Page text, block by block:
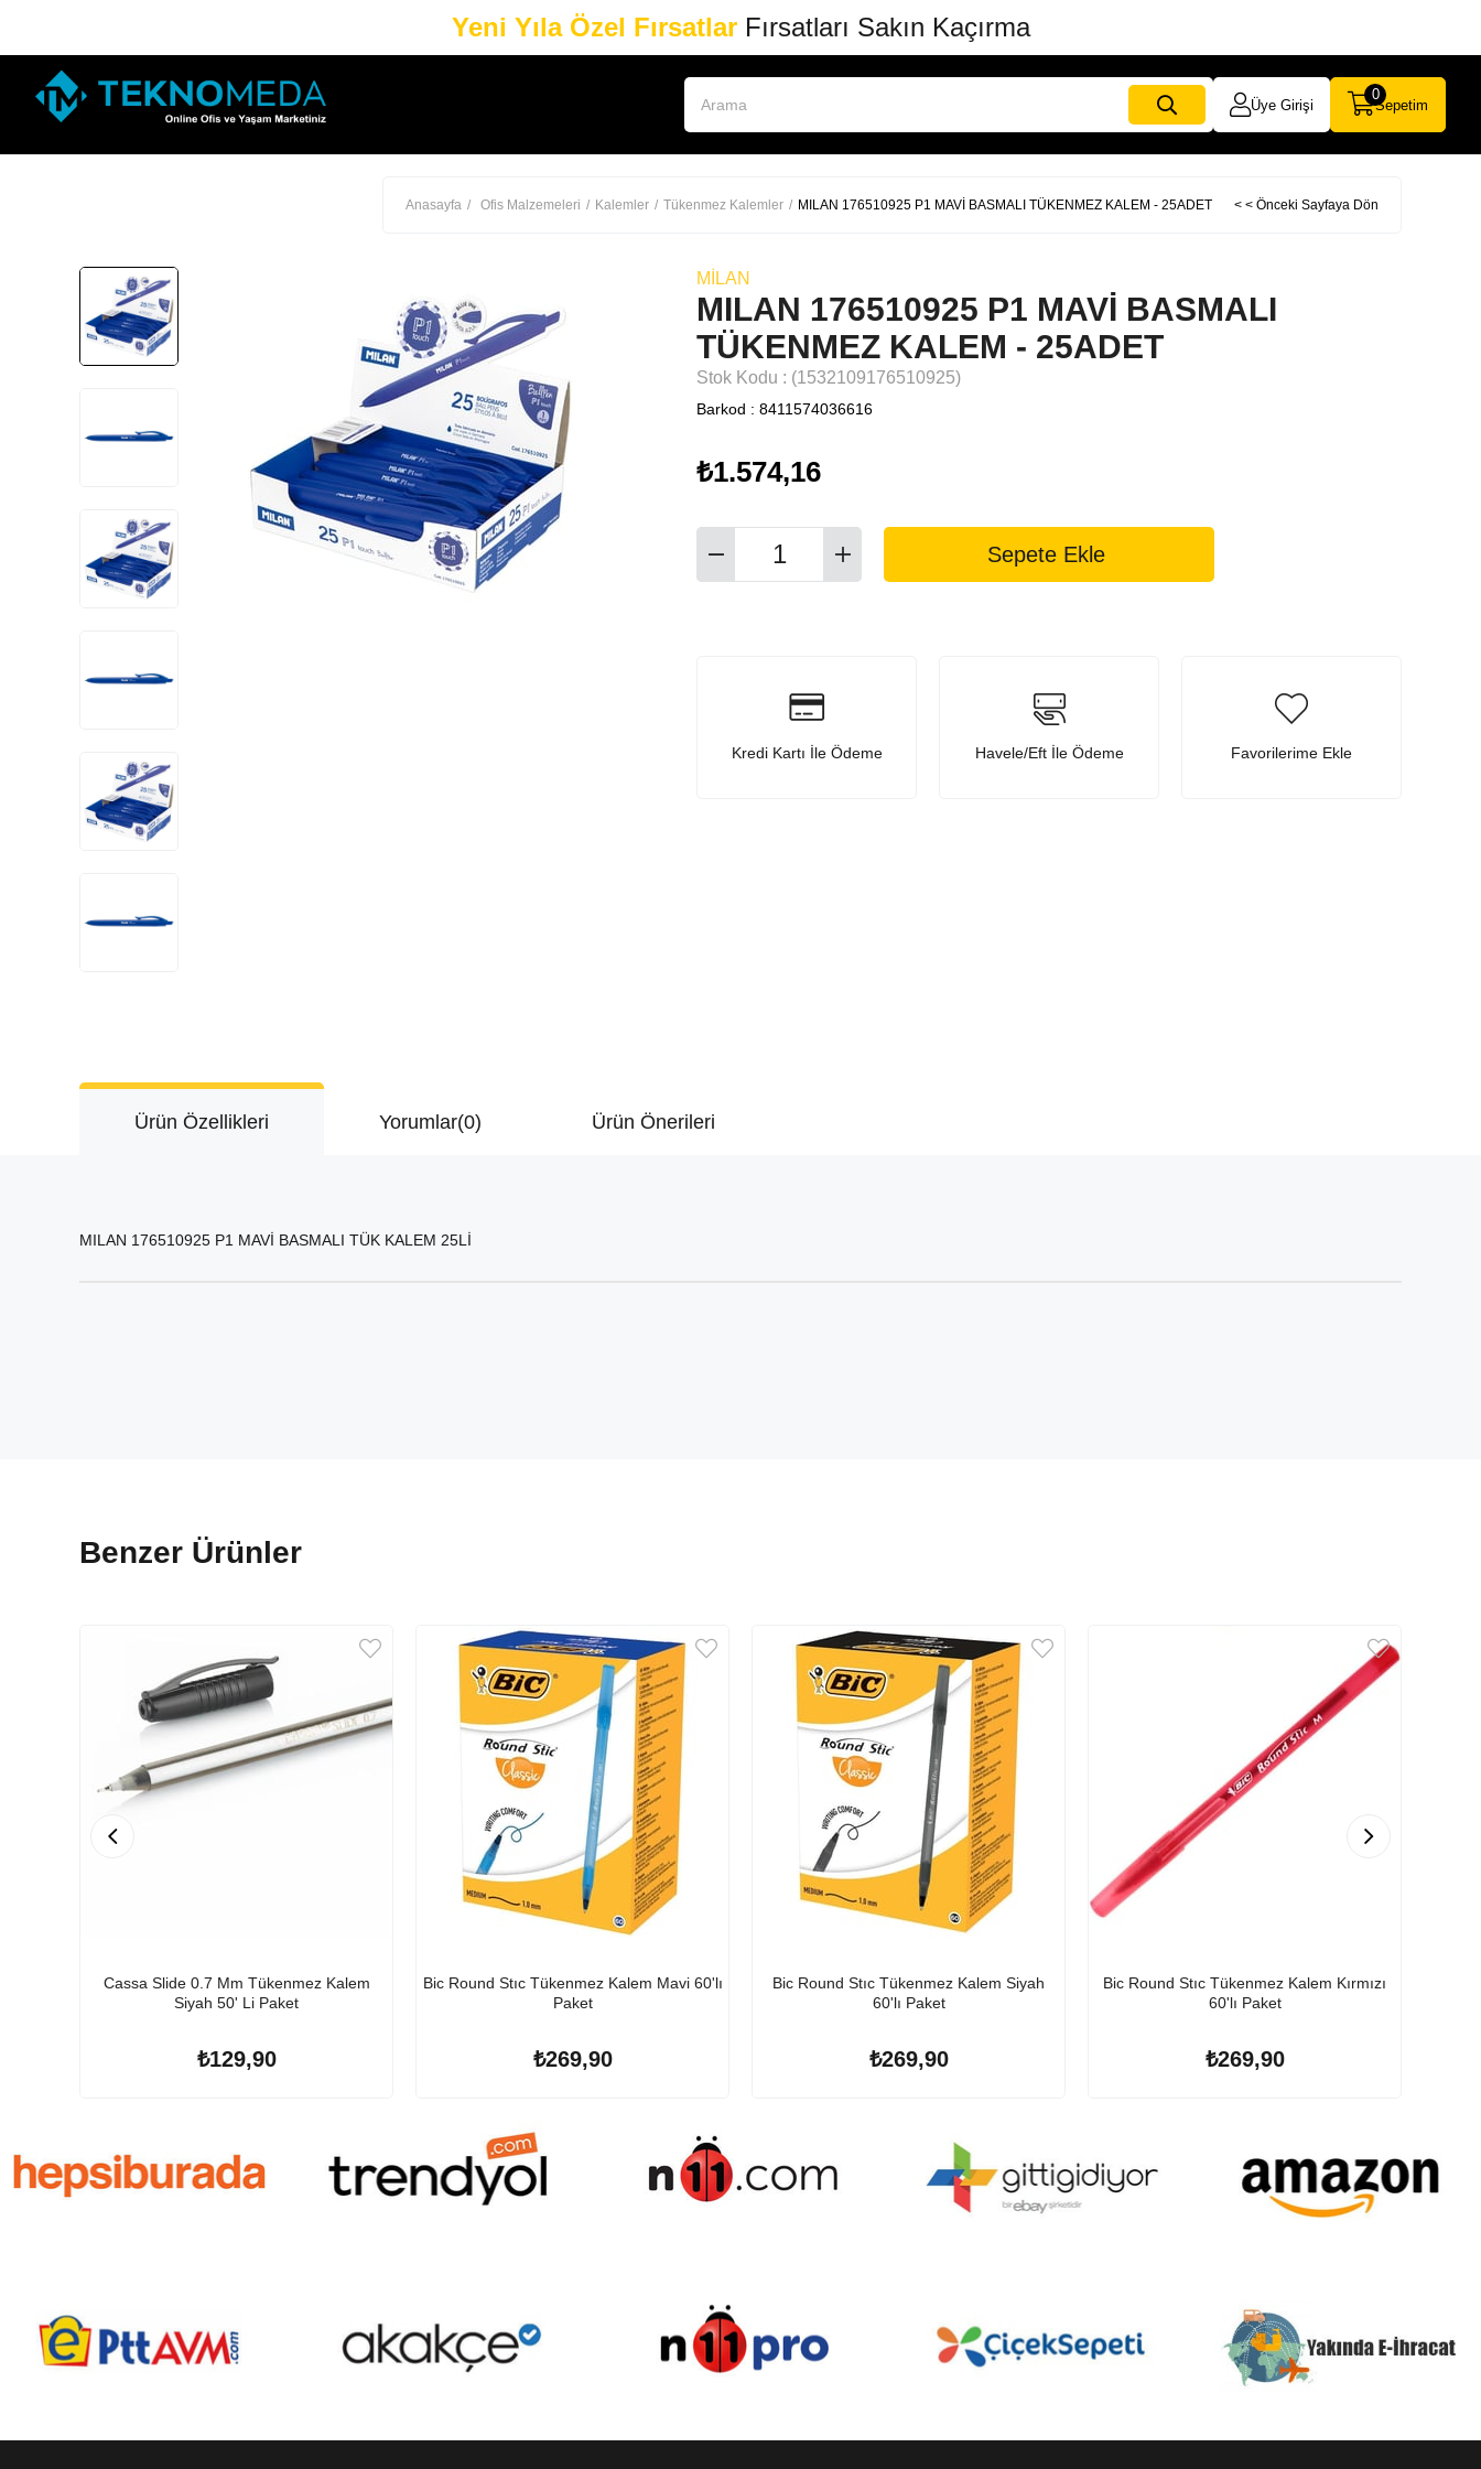
Yeni Yıla Özel FırsatlarFırsatları Sakın Kaçırma
Üye Girişi Sepetim
0
Anasayfa Ofis Malzemeleri Kalemler Tükenmez Kalemler MILAN 176510925 P1 MAVİ BASMALI TÜKENMEZ KALEM - 25ADET < < Önceki Sayfaya Dön
MILAN
MILAN 176510925 P1 MAVİ BASMALI
TÜKENMEZ KALEM - 25ADET
Stok Kodu (1532109176510925)
Barkod : 8411574036616
₺1.574,16
Kredi Kartı İle Ödeme Havele/Eft İle Ödeme Favorilerime Ekle
Ürün Özellikleri Yorumlar(0) Ürün Önerileri
MILAN 176510925 P1 MAVİ BASMALI TÜK KALEM 25Lİ
Benzer Ürünler
Cassa Slide 0.7 Mm Tükenmez Kalem
Siyah 50' Li Paket
₺129,90
Bic Round Stıc Tükenmez Kalem Mavi 60'lı
Paket
₺269,90
Bic Round Stıc Tükenmez Kalem Siyah
60'lı Paket
₺269,90
Bic Round Stıc Tükenmez Kalem Kırmızı
60'lı Paket
₺269,90